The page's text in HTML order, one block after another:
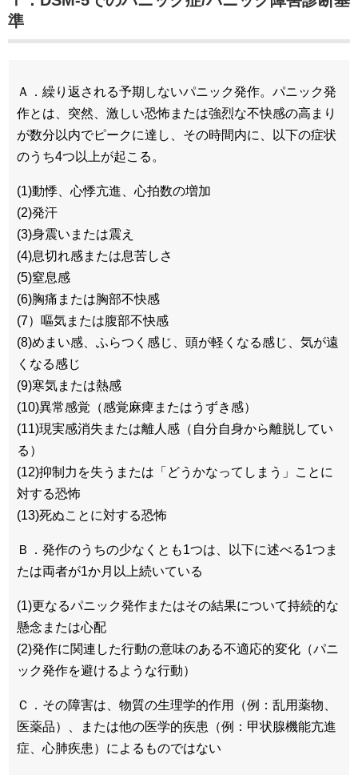
準
Ａ．繰り返される予期しないパニック発作。パニック発
作とは、突然、激しい恐怖または強烈な不快感の高まり
が数分以内でピークに達し、その時間内に、以下の症状
のうち4つ以上が起こる。
(1)動悸、心悸亢進、心拍数の増加
(2)発汗
(3)身震いまたは震え
(4)息切れ感または息苦しさ
(5)窒息感
(6)胸痛または胸部不快感
(7）嘔気または腹部不快感
(8)めまい感、ふらつく感じ、頭が軽くなる感じ、気が遠
くなる感じ
(9)寒気または熱感
(10)異常感覚（感覚麻痺またはうずき感）
(11)現実感消失または離人感（自分自身から離脱してい
る）
(12)抑制力を失うまたは「どうかなってしまう」ことに
対する恐怖
(13)死ぬことに対する恐怖
Ｂ．発作のうちの少なくとも1つは、以下に述べる1つま
たは両者が1か月以上続いている
(1)更なるパニック発作またはその結果について持続的な
懸念または心配
(2)発作に関連した行動の意味のある不適応的変化（パニ
ック発作を避けるような行動）
Ｃ．その障害は、物質の生理学的作用（例：乱用薬物、
医薬品）、または他の医学的疾患（例：甲状腺機能亢進
症、心肺疾患）によるものではない